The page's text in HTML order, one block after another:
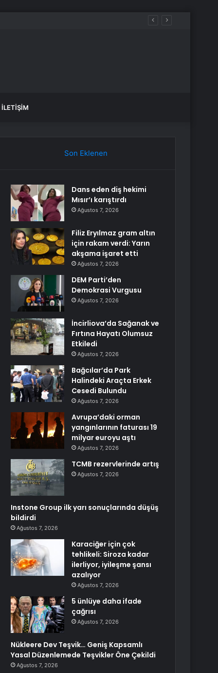
İLETIŞIM
Son Eklenen
Dans eden diş hekimi
Mısır’ı karıştırdı
Ağustos 7, 2026
Filiz Eryılmaz gram altın
için rakam verdi: Yarın
akşama işaret etti
Ağustos 7, 2026
DEM Parti’den
Demokrasi Vurgusu
Ağustos 7, 2026
İncirliova’da Sağanak ve
Fırtına Hayatı Olumsuz
Etkiledi
Ağustos 7, 2026
Bağcılar’da Park
Halindeki Araçta Erkek
Cesedi Bulundu
Ağustos 7, 2026
Avrupa’daki orman
yangınlarının faturası 19
milyar euroyu aştı
Ağustos 7, 2026
TCMB rezervlerinde artış
Ağustos 7, 2026
Instone Group ilk yarı sonuçlarında düşüş
bildirdi
Ağustos 7, 2026
Karaciğer için çok
tehlikeli: Siroza kadar
ilerliyor, iyileşme şansı
azalıyor
Ağustos 7, 2026
5 ünlüye daha ifade
çağrısı
Ağustos 7, 2026
Nükleere Dev Teşvik… Geniş Kapsamlı
Yasal Düzenlemede Teşvikler Öne Çekildi
Ağustos 7, 2026